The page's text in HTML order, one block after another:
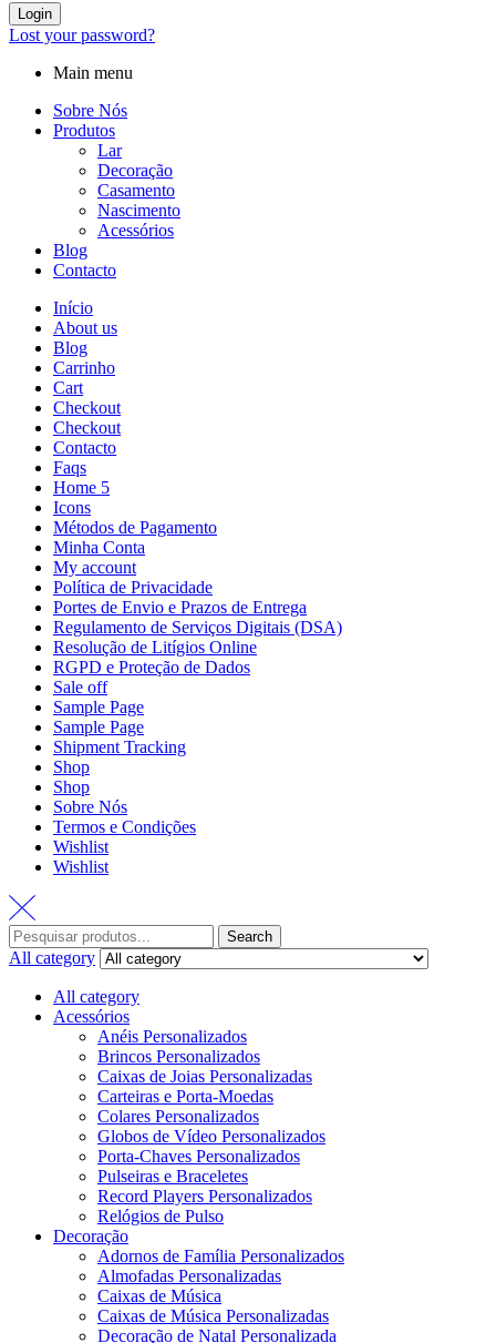
Login
Lost your password?
Main menu
Sobre Nós
Produtos
Lar
Decoração
Casamento
Nascimento
Acessórios
Blog
Contacto
Início
About us
Blog
Carrinho
Cart
Checkout
Checkout
Contacto
Faqs
Home 5
Icons
Métodos de Pagamento
Minha Conta
My account
Política de Privacidade
Portes de Envio e Prazos de Entrega
Regulamento de Serviços Digitais (DSA)
Resolução de Litígios Online
RGPD e Proteção de Dados
Sale off
Sample Page
Sample Page
Shipment Tracking
Shop
Shop
Sobre Nós
Termos e Condições
Wishlist
Wishlist
Search
All category
All category
Acessórios
Anéis Personalizados
Brincos Personalizados
Caixas de Joias Personalizadas
Carteiras e Porta-Moedas
Colares Personalizados
Globos de Vídeo Personalizados
Porta-Chaves Personalizados
Pulseiras e Braceletes
Record Players Personalizados
Relógios de Pulso
Decoração
Adornos de Família Personalizados
Almofadas Personalizadas
Caixas de Música
Caixas de Música Personalizadas
Decoração de Natal Personalizada